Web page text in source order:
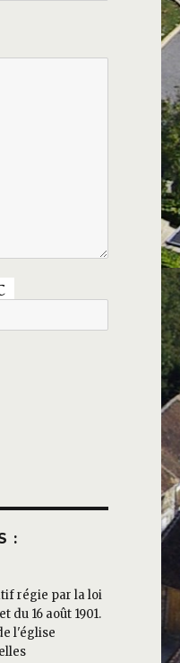
:
régie par la loi
du 16 août 1901.
l'église